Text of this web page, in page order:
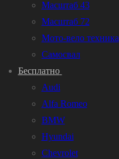
Масштаб 43
Масштаб 72
Мото-вело техника
Самосвал
Бесплатно
Audi
Alfa Romeo
BMW
Hyundai
Chevrolet